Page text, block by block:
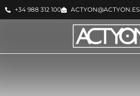
+34 988 312 100 ACTYON@ACTYON.ES